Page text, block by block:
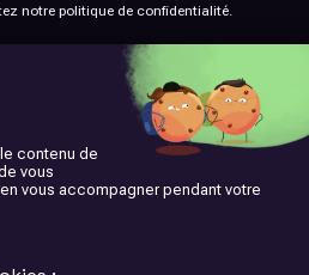
notre politique de confidentialité.
réservés. Site réalisé par